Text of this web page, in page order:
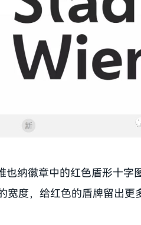
也纳徽章中的红色盾形十字
宽度，给红色的盾牌留出更